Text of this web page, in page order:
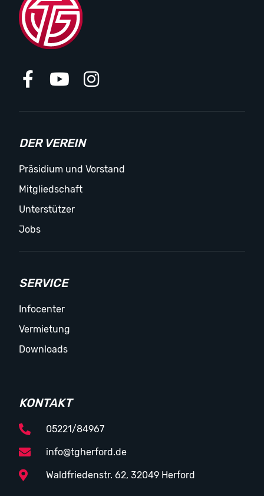
DER VEREIN
Präsidium und Vorstand
Mitgliedschaft
Unterstützer
Jobs
SERVICE
Infocenter
Vermietung
Downloads
KONTAKT
05221/84967
info@tgherford.de
Waldfriedenstr. 62, 32049 Herford